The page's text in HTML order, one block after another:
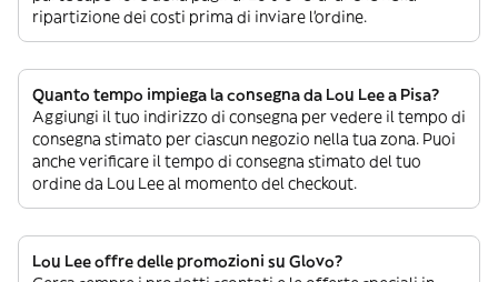
ripartizione dei costi prima di inviare l’ordine.
Quanto tempo impiega la consegna da Lou Lee a Pisa?
Aggiungi il tuo indirizzo di consegna per vedere il tempo di
consegna stimato per ciascun negozio nella tua zona. Puoi
anche verificare il tempo di consegna stimato del tuo
ordine da Lou Lee al momento del checkout.
Lou Lee offre delle promozioni su Glovo?